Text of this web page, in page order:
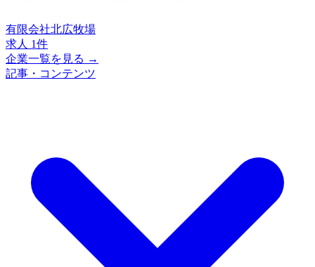
有限会社北広牧場
求人 1件
企業一覧を見る →
記事・コンテンツ